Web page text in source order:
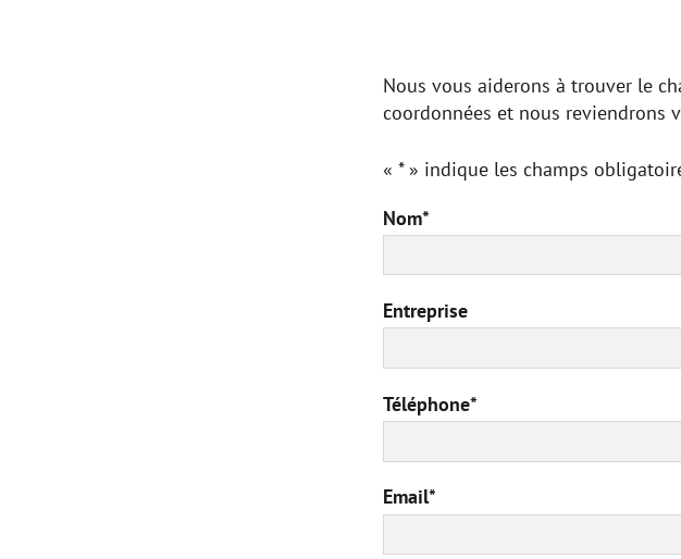
Nous vous aiderons à trouver le
coordonnées et nous reviendrons
« * » indique les champs
Nom*
Entreprise
Téléphone*
Email*